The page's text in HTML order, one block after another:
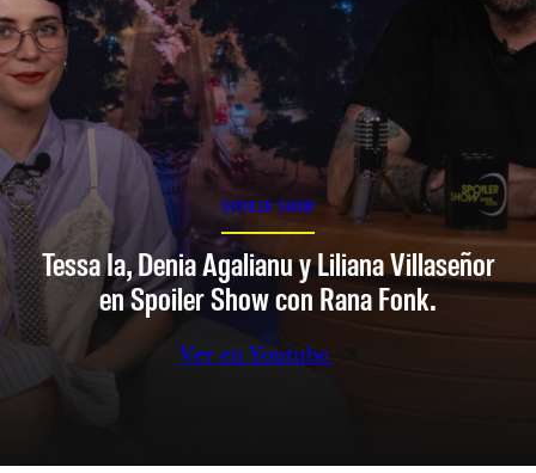
SPOILER SHOW
Tessa Ia, Denia Agalianu y Liliana Villaseñor
en Spoiler Show con Rana Fonk.
Ver en Youtube